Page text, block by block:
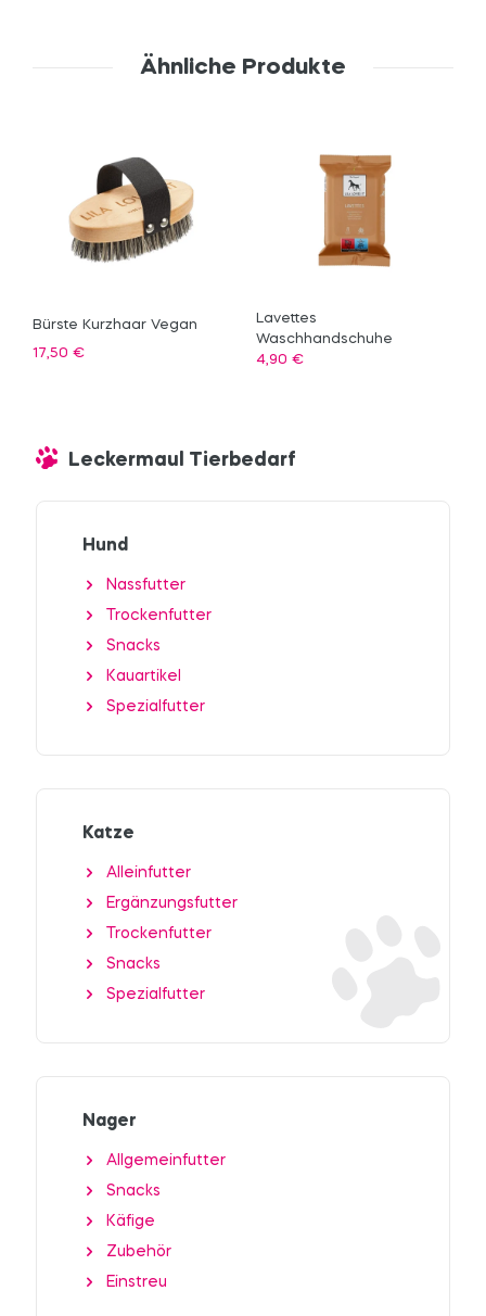
Ähnliche Produkte
Bürste Kurzhaar Vegan
17,50 €
Lavettes
Waschhandschuhe
4,90 €
Leckermaul Tierbedarf
Hund
Nassfutter
Trockenfutter
Snacks
Kauartikel
Spezialfutter
Katze
Alleinfutter
Ergänzungsfutter
Trockenfutter
Snacks
Spezialfutter
Nager
Allgemeinfutter
Snacks
Käfige
Zubehör
Einstreu